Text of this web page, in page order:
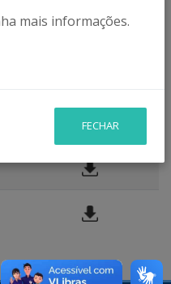
mais informações.
FECHAR